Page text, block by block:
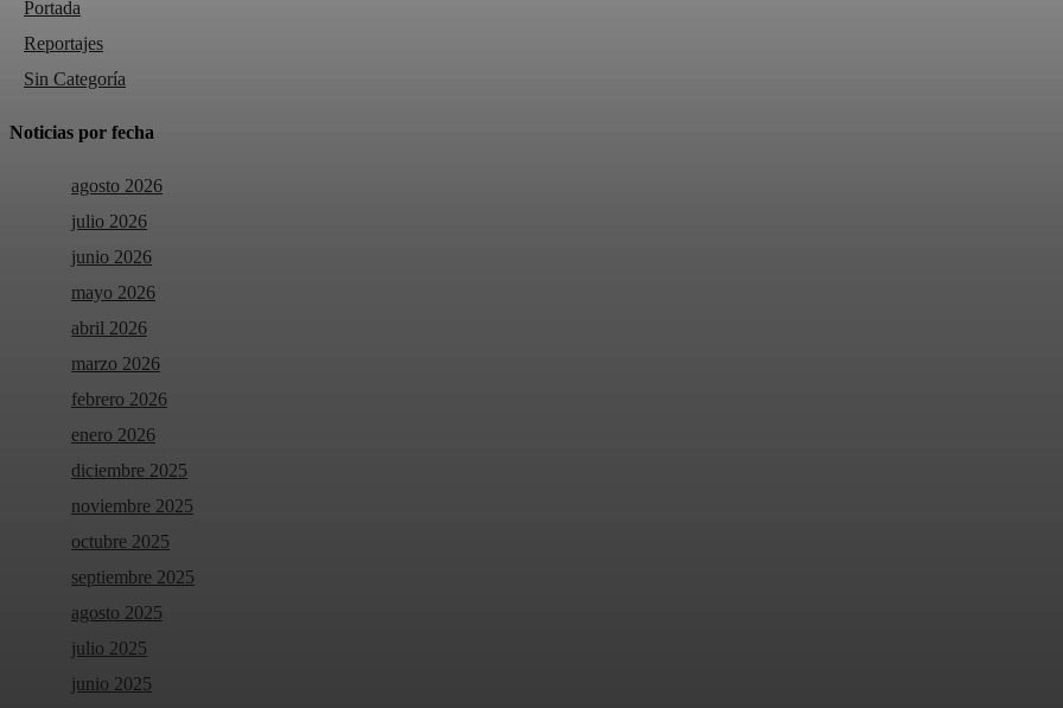
Portada
Reportajes
Sin Categoría
Noticias por fecha
agosto 2026
julio 2026
junio 2026
mayo 2026
abril 2026
marzo 2026
febrero 2026
enero 2026
diciembre 2025
noviembre 2025
octubre 2025
septiembre 2025
agosto 2025
julio 2025
junio 2025